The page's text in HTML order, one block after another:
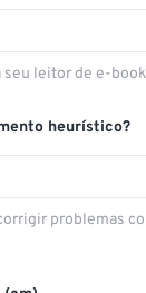
seu leitor de e-
heurístico?
problemas